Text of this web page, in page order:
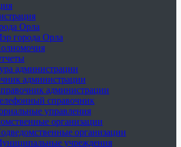
Орла
города Орла
администрации
администрации
администрации
справочник
управления
организации
организации
учреждения